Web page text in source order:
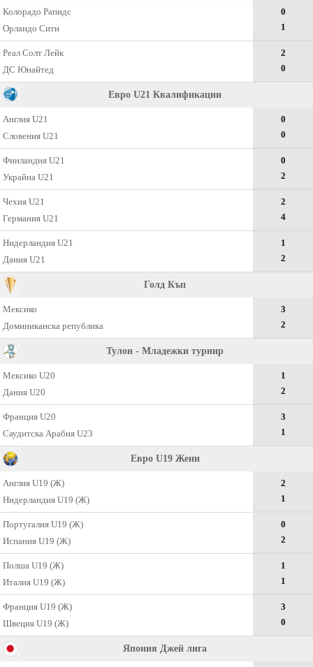
Колорадо Рапидс
Орландо Сити
0
1
Реал Солт Лейк
ДС Юнайтед
2
0
Евро U21 Квалификации
Англия U21
Словения U21
0
0
Финландия U21
Украйна U21
0
2
Чехия U21
Германия U21
2
4
Нидерландия U21
Дания U21
1
2
Голд Къп
Мексико
Доминиканска република
3
2
Тулон - Младежки турнир
Мексико U20
Дания U20
1
2
Франция U20
Саудитска Арабия U23
3
1
Евро U19 Жени
Англия U19 (Ж)
Нидерландия U19 (Ж)
2
1
Португалия U19 (Ж)
Испания U19 (Ж)
0
2
Полша U19 (Ж)
Италия U19 (Ж)
1
1
Франция U19 (Ж)
Швеция U19 (Ж)
3
0
Япония Джей лига